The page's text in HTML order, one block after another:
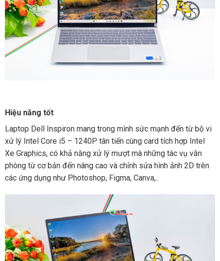
Hiệu năng tốt
Laptop Dell Inspiron mang trong mình sức mạnh đến từ bộ vi
xử lý Intel Core i5 – 1240P tân tiến cùng card tích hợp Intel
Xe Graphics, có khả năng xử lý mượt mà những tác vụ văn
phòng từ cơ bản đến nâng cao và chỉnh sửa hình ảnh 2D trên
các ứng dụng như Photoshop, Figma, Canva,..